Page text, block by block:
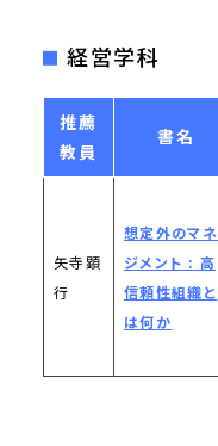
経営学科
推薦
教員
書名
矢寺顕
行
想定外のマネ
ジメント : 高
信頼性組織と
は何か